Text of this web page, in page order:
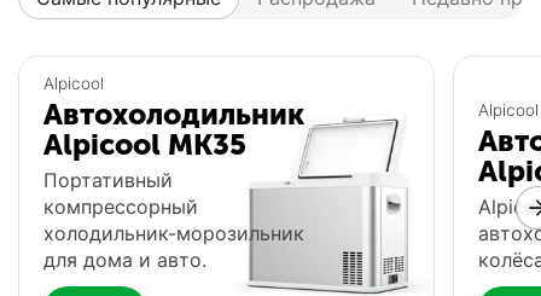
Популярный Популярный
Alpicool
Автохолодильник
Alpicool MK35
Портативный
компрессорный
холодильник-морозильник
для дома и авто.
Alpicool